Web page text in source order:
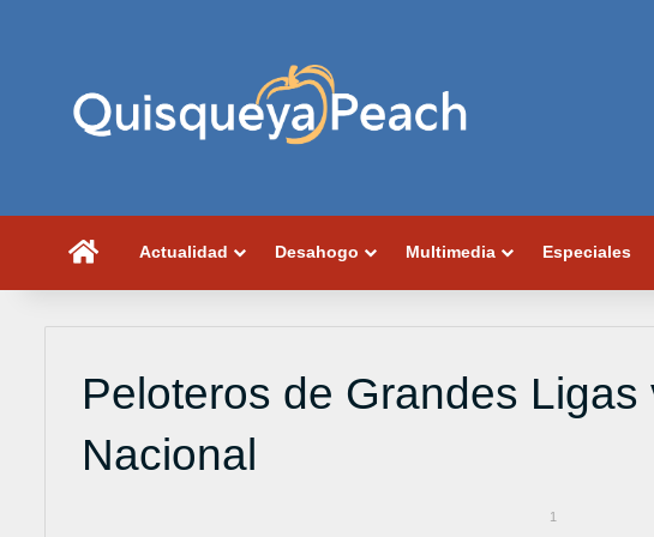
PortadaActualidad Desahogo Multimedia Especiales
Peloteros de Grandes
Nacional
1